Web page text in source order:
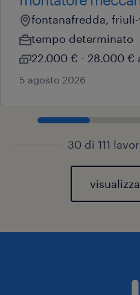
fontanafredda,
tempo determinato
22.000 € - 28.000 €
5 agosto 2026
30 di 111